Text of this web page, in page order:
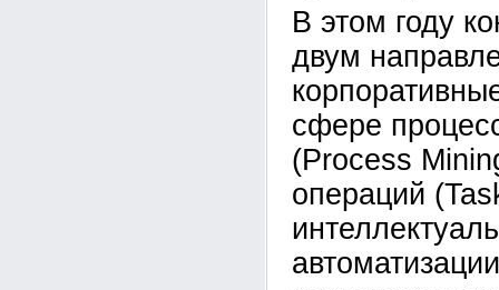
В этом году
двум
сфере
(Process
операций